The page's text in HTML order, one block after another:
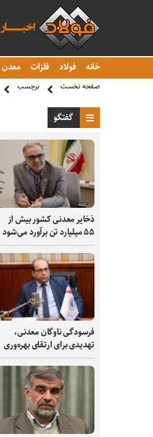
خانه فولاد فلزات معدن
صفحه نخست برچسب
گفتگو
ذخایر معدنی کشور بیش از
۵۵ میلیارد تن برآورد می‌شود
فرسودگی ناوگان معدنی،
تهدیدی برای ارتقای بهره‌وری